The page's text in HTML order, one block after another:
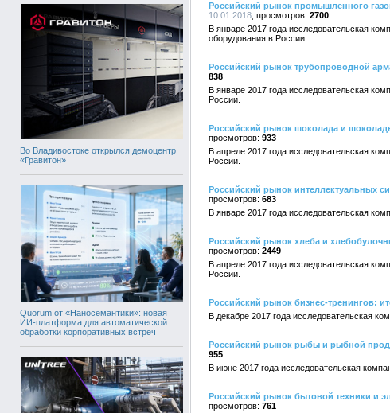
Во Владивостоке открылся демоцентр
«Гравитон»
Quorum от «Наносемантики»: новая
ИИ-платформа для автоматической
обработки корпоративных встреч
Российский рынок промышленного
10.01.2018
2700
В январе 2017 года исследовательская
оборудования в России.
Российский рынок трубопроводной
838
В январе 2017 года исследовательская
России.
Российский рынок шоколада и
933
В апреле 2017 года исследовательская
России.
Российский рынок интеллектуальных
683
В январе 2017 года исследовательская
Российский рынок хлеба и
2449
В апреле 2017 года исследовательская
России.
Российский рынок бизнес-тренингов:
В декабре 2017 года исследовательская
Российский рынок рыбы и рыбной
955
В июне 2017 года исследовательская
Российский рынок бытовой техники и
761